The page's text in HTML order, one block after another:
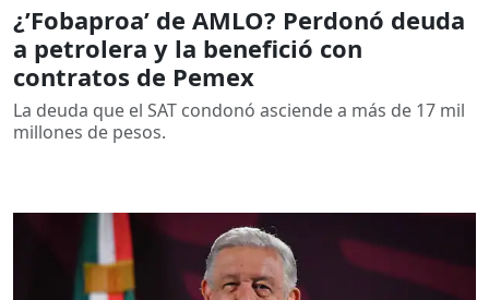
¿’Fobaproa’ de AMLO? Perdonó deuda
a petrolera y la benefició con
contratos de Pemex
La deuda que el SAT condonó asciende a más de 17 mil
millones de pesos.